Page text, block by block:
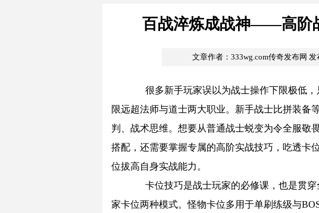
百战淬炼成战神——高阶
文章作者：333wg.com传奇发布网 发
很多新手玩家误以为战士操作下限极低，
限远超法师与道士两大职业。新手战士比拼装备
判、战术思维。想要从普通战士蜕变为令全服敬
搭配，还需要掌握专属的高阶实战技巧，吃透卡
位拔高自身实战能力。
卡位技巧是战士玩家的必修课，也是贯穿
家卡位两种模式。怪物卡位多用于单刷练级与